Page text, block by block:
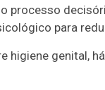
processo
para
higiene genital,